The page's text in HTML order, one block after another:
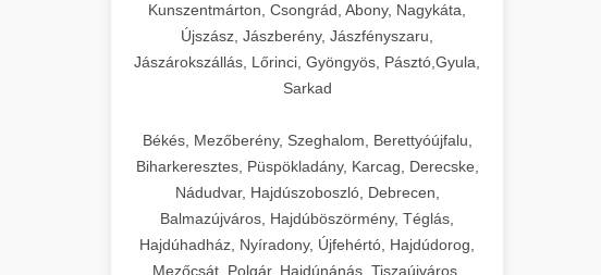
Kunszentmárton, Csongrád, Abony, Nagykáta,
Újszász, Jászberény, Jászfényszaru,
Jászárokszállás, Lőrinci, Gyöngyös, Pásztó,Gyula,
Sarkad
Békés, Mezőberény, Szeghalom, Berettyóújfalu,
Biharkeresztes, Püspökladány, Karcag, Derecske,
Nádudvar, Hajdúszoboszló, Debrecen,
Balmazújváros, Hajdúböszörmény, Téglás,
Hajdúhadház, Nyíradony, Újfehértó, Hajdúdorog,
Mezőcsát, Polgár, Hajdúnánás, Tiszaújváros,